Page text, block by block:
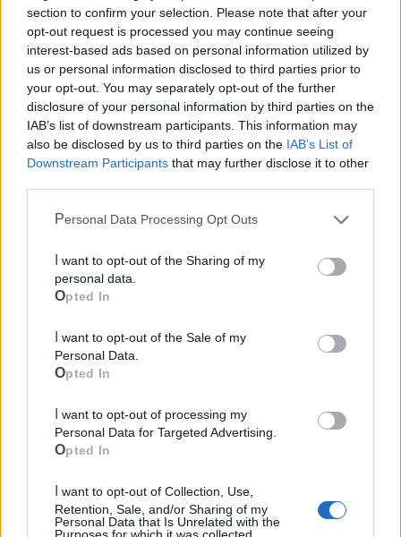
section to confirm your selection. Please note that after your
opt-out request is processed you may continue seeing
interest-based ads based on personal information utilized by
us or personal information disclosed to third parties prior to
your opt-out. You may separately opt-out of the further
disclosure of your personal information by third parties on the
IAB’s list of downstream participants. This information may
also be disclosed by us to third parties on the IAB’s List of
Downstream Participants that may further disclose it to other
Personal Data Processing Opt Outs
personal data.
Opted In
Personal Data.
Opted In
Personal Data for Targeted Advertising.
Opted In
Retention, Sale, and/or Sharing of my
Personal Data that Is Unrelated with the
modificare lo schema strutturale delle coperture ricorrendo
a più semplici capriate. Sistemate le capriate si optò, causa
mancanza di finanziamenti ulteriori, per una copertura
bituminosa ardesiata che si sarebbe poi potuta facilmente
sostituire con una più idonea ed esteticamente valida,
appena disponibili nuove risorse».
Rimase il problema della chiusura delle capriate di
tamponamento che l’impresa voleva realizzare con una
vetrata semplificata a montanti verticali: «Alla fine riuscii ad
poligoni variabili. Avevo previsto anche la colorazione di
alcuni vetri ma non riuscii a spuntarla».
del 1995
e da allora, per decenni, ha consentito attività
sportive di livello, permettendo alle squadre locali di basket
anche da volano verso la pratica sportiva dei giovani della
nostra comunità.
Al suo interno sono stati disputati anche interi campionati
regionali di pallamano e futsal, gare di arti marziali, eventi
solidali e tante altre attività rivolte ai giovani.